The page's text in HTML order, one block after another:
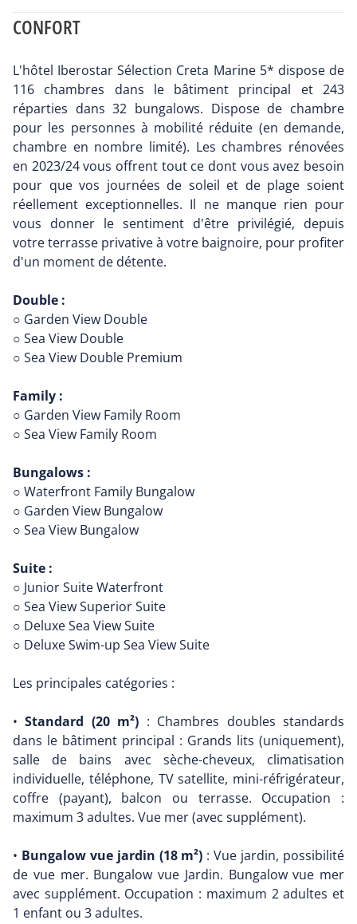
CONFORT
L'hôtel Iberostar Sélection Creta Marine 5* dispose de
116 chambres dans le bâtiment principal et 243
réparties dans 32 bungalows. Dispose de chambre
pour les personnes à mobilité réduite (en demande,
chambre en nombre limité). Les chambres rénovées
en 2023/24 vous offrent tout ce dont vous avez besoin
pour que vos journées de soleil et de plage soient
réellement exceptionnelles. Il ne manque rien pour
vous donner le sentiment d'être privilégié, depuis
votre terrasse privative à votre baignoire, pour profiter
d'un moment de détente.
Double :
○ Garden View Double
○ Sea View Double
○ Sea View Double Premium
Family :
○ Garden View Family Room
○ Sea View Family Room
Bungalows :
○ Waterfront Family Bungalow
○ Garden View Bungalow
○ Sea View Bungalow
Suite :
○ Junior Suite Waterfront
○ Sea View Superior Suite
○ Deluxe Sea View Suite
○ Deluxe Swim-up Sea View Suite
Les principales catégories :
•Standard (20 m²) : Chambres doubles standards
dans le bâtiment principal : Grands lits (uniquement),
salle de bains avec sèche-cheveux, climatisation
individuelle, téléphone, TV satellite, mini-réfrigérateur,
coffre (payant), balcon ou terrasse. Occupation :
maximum 3 adultes. Vue mer (avec supplément).
• Bungalow vue jardin (18 m²) : Vue jardin, possibilité
de vue mer. Bungalow vue Jardin. Bungalow vue mer
avec supplément. Occupation : maximum 2 adultes et
1 enfant ou 3 adultes.